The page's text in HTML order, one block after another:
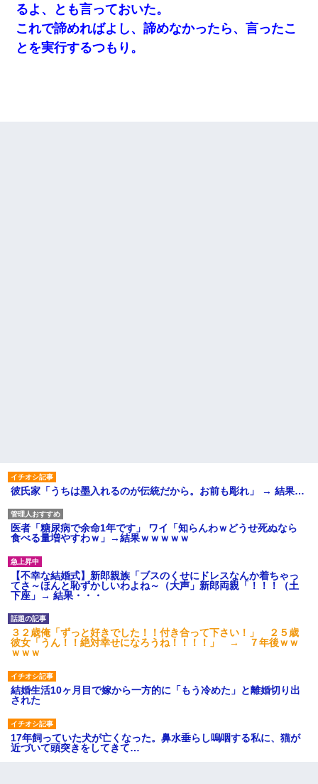
るよ、とも言っておいた。
これで諦めればよし、諦めなかったら、言ったこ
とを実行するつもり。
彼氏家「うちは墨入れるのが伝統だから。お前も彫れ」 → 結果…
医者「糖尿病で余命1年です」 ワイ「知らんわｗどうせ死ぬなら
食べる量増やすわｗ」→結果ｗｗｗｗｗ
【不幸な結婚式】新郎親族「ブスのくせにドレスなんか着ちゃっ
てさ～ほんと恥ずかしいわよね～（大声」新郎両親「！！！（土
下座」→ 結果・・・
３２歳俺「ずっと好きでした！！付き合って下さい！」 ２５歳
彼女「うん！！絶対幸せになろうね！！！！」 → ７年後ｗｗ
ｗｗｗ
結婚生活10ヶ月目で嫁から一方的に「もう冷めた」と離婚切り出
された
17年飼っていた犬が亡くなった。鼻水垂らし嗚咽する私に、猫が
近づいて頭突きをしてきて…